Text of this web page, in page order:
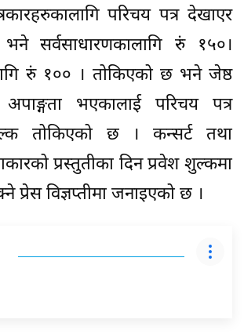
परिचय पत्र देखाएर
सर्वसाधारणकालागि रुं १५०।
रुं १०० । तोकिएको छ भने जेष्ठ
भएकालाई परिचय पत्र
तोकिएको छ । कन्सर्ट तथा
प्रस्तुतीका दिन प्रवेश शुल्कमा
प्रेस विज्ञप्तीमा जनाइएको छ ।